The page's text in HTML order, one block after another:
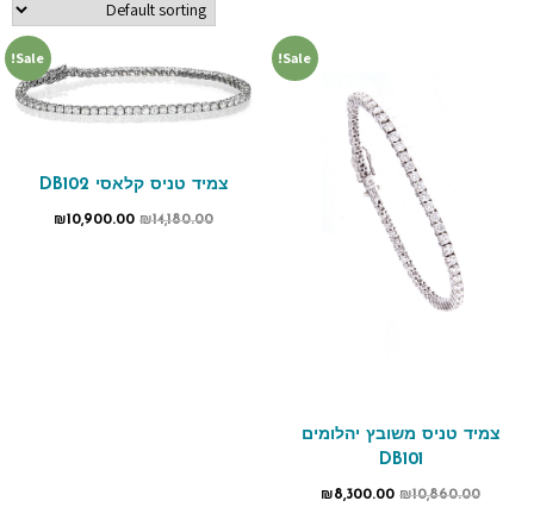
Sale!
צמיד טניס משובץ יהלומים
DB101
₪10,860.00
₪8,300.00
Sale!
צמיד טניס קלאסי DB102
₪14,180.00
₪10,900.00